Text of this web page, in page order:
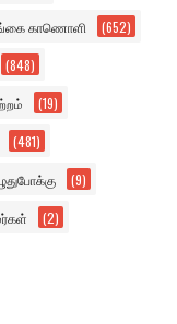
காணொளி (652)
(848)
(19)
(481)
(9)
(2)